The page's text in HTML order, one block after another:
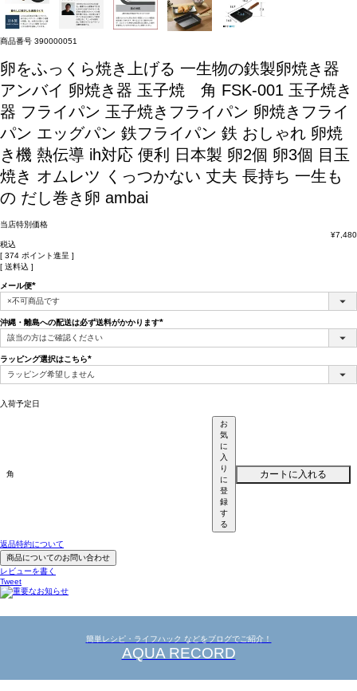
商品番号 390000051
卵をふっくら焼き上げる 一生物の鉄製卵焼き器
アンバイ 卵焼き器 玉子焼 角 FSK-001 玉子焼き
器 フライパン 玉子焼きフライパン 卵焼きフライ
パン エッグパン 鉄フライパン 鉄 おしゃれ 卵焼
き機 熱伝導 ih対応 便利 日本製 卵2個 卵3個 目玉
焼き オムレツ くっつかない 丈夫 長持ち 一生も
の だし巻き卵 ambai
当店特別価格
¥7,480
税込
[ 374 ポイント進呈 ]
送料込
メール便
(必
須)
沖縄・離島への配送は必ず送料がかかります
須)
ラッピング選択はこちら
(必
須)
入荷予定日
角
お
気
に
入
り
に
登
録
す
る
カートに入れる
返品特約について
商品についてのお問い合わせ
レビューを書く
Tweet
簡単レシピ・ライフハック などをブログでご紹介！
AQUA RECORD